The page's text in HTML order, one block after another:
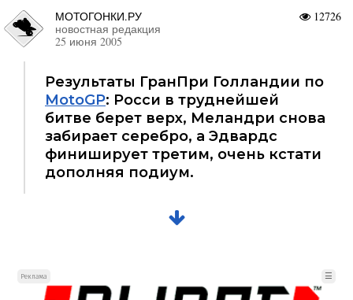
12726
МОТОГОНКИ.РУ
новостная редакция
25 июня 2005
Результаты ГранПри Голландии по
MotoGP: Росси в труднейшей
битве берет верх, Меландри снова
забирает серебро, а Эдвардс
финиширует третим, очень кстати
дополняя подиум.
Реклама ☰